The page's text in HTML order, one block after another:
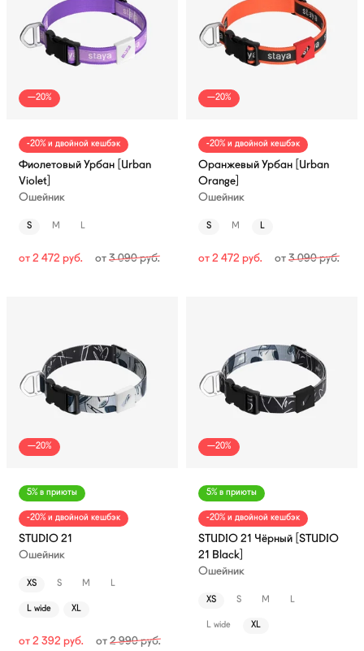
—20%
-20% и двойной кешбэк
Фиолетовый Урбан [Urban
Violet]
Ошейник
S M L
от 2 472 руб. от3 090руб.
—20%
-20% и двойной кешбэк
Оранжевый Урбан [Urban
Orange]
Ошейник
S M L
от 2 472 руб. от3 090руб.
—20%
5% в приюты
-20% и двойной кешбэк
STUDIO 21
Ошейник
XS S M L
L wide XL
от 2 392 руб. от2 990руб.
—20%
5% в приюты
-20% и двойной кешбэк
STUDIO 21 Чёрный [STUDIO
21 Black]
Ошейник
XS S M L
L wide XL